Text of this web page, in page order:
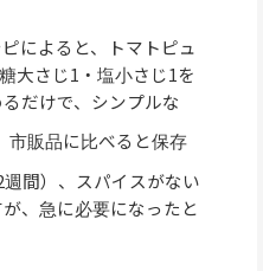
によると、トマトピュ
大さじ1・塩小さじ1を
だけで、シンプルな
市販品に比べると保存
間）、スパイスがない
、急に必要になったと